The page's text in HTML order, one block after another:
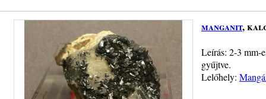
manganit,
Leírás: 2-3 mm-
gyűjtve.
Lelőhely: